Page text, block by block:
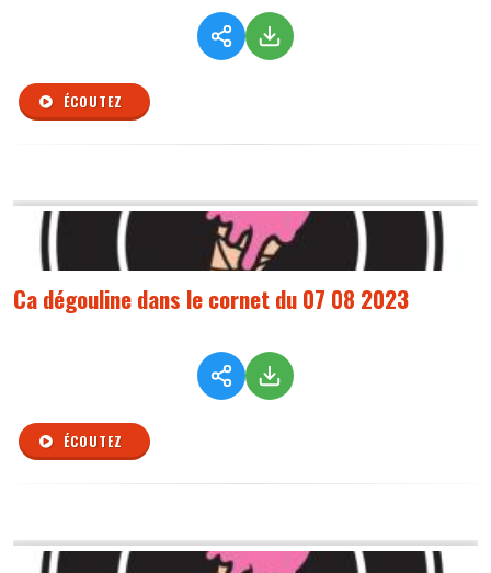
ÉCOUTEZ
Ca dégouline dans le cornet du 07 08 2023
ÉCOUTEZ